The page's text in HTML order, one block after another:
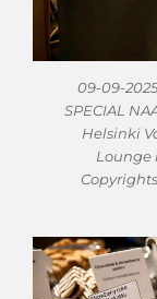
09-09-2025
SPECIAL
Helsinki
Lounge